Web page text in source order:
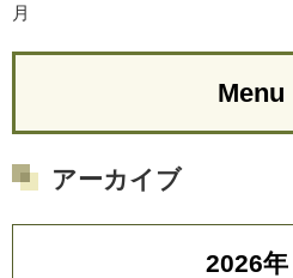
月
Menu
アーカイブ
2026年